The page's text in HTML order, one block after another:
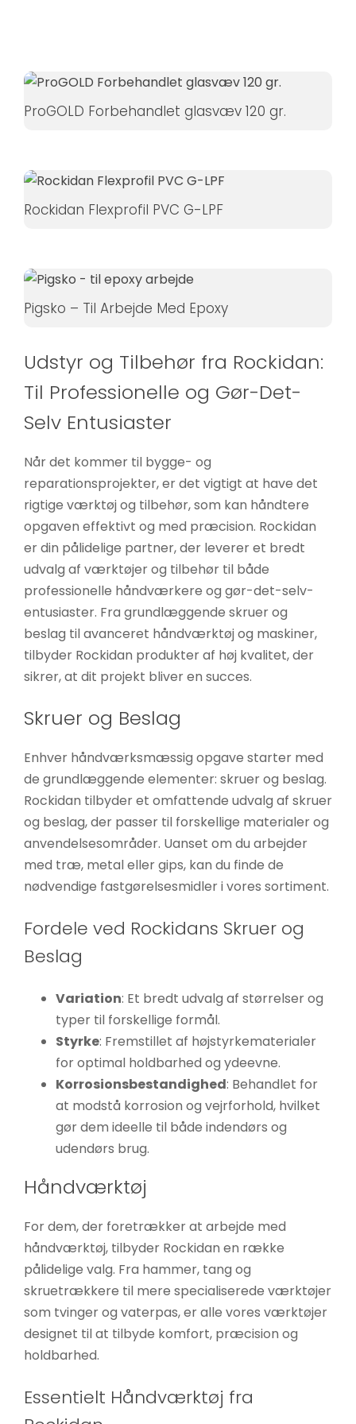
ProGOLD Forbehandlet glasvæv 120 gr.
Rockidan Flexprofil PVC G-LPF
Pigsko – Til Arbejde Med Epoxy
Udstyr og Tilbehør fra Rockidan:
Til Professionelle og Gør-Det-
Selv Entusiaster
Når det kommer til bygge- og
reparationsprojekter, er det vigtigt at have det
rigtige værktøj og tilbehør, som kan håndtere
opgaven effektivt og med præcision. Rockidan
er din pålidelige partner, der leverer et bredt
udvalg af værktøjer og tilbehør til både
professionelle håndværkere og gør-det-selv-
entusiaster. Fra grundlæggende skruer og
beslag til avanceret håndværktøj og maskiner,
tilbyder Rockidan produkter af høj kvalitet, der
sikrer, at dit projekt bliver en succes.
Skruer og Beslag
Enhver håndværksmæssig opgave starter med
de grundlæggende elementer: skruer og beslag.
Rockidan tilbyder et omfattende udvalg af skruer
og beslag, der passer til forskellige materialer og
anvendelsesområder. Uanset om du arbejder
med træ, metal eller gips, kan du finde de
nødvendige fastgørelsesmidler i vores sortiment.
Fordele ved Rockidans Skruer og
Beslag
Variation: Et bredt udvalg af størrelser og
typer til forskellige formål.
Styrke: Fremstillet af højstyrkematerialer
for optimal holdbarhed og ydeevne.
Korrosionsbestandighed: Behandlet for
at modstå korrosion og vejrforhold, hvilket
gør dem ideelle til både indendørs og
udendørs brug.
Håndværktøj
For dem, der foretrækker at arbejde med
håndværktøj, tilbyder Rockidan en række
pålidelige valg. Fra hammer, tang og
skruetrækkere til mere specialiserede værktøjer
som tvinger og vaterpas, er alle vores værktøjer
designet til at tilbyde komfort, præcision og
holdbarhed.
Essentielt Håndværktøj fra
forsvinder
funktioner fra
Marketing
Ved at
og
adfærd,
når du
øger du
chancen
personligt
indhold og
tilbud.